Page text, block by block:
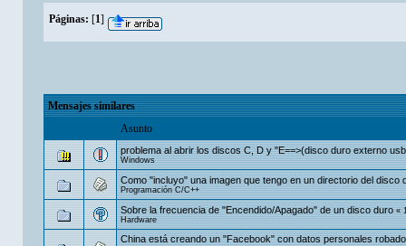
Páginas: [1]
Mensajes similares
Asunto
problema al abrir los discos C, D y "E==>(disco duro externo
Windows
Como "incluyo" una imagen que tengo en un directorio del disco
Programación C/C++
Sobre la frecuencia de "Encendido/Apagado" de un disco duro «
Hardware
China está creando un "Facebook" con datos personales